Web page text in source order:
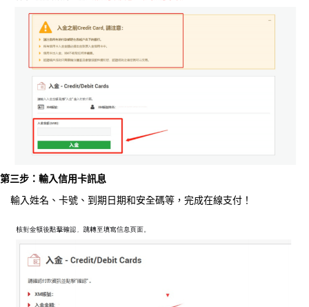
第三步：輸入信用卡訊息
輸入姓名、卡號、到期日期和安全碼等，完成在線支付！